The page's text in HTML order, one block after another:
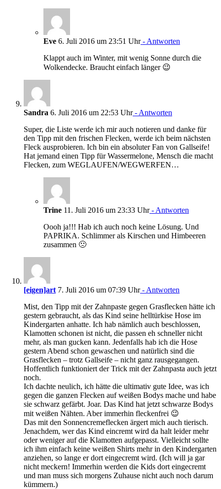
Eve 6. Juli 2016 um 23:51 Uhr- Antworten
Klappt auch im Winter, mit wenig Sonne durch die
Wolkendecke. Braucht einfach länger 😉
Sandra 6. Juli 2016 um 22:53 Uhr- Antworten
Super, die Liste werde ich mir auch notieren und danke für
den Tipp mit den frischen Flecken, werde ich beim nächsten
Fleck ausprobieren. Ich bin ein absoluter Fan von Gallseife!
Hat jemand einen Tipp für Wassermelone, Mensch die macht
Flecken, zum WEGLAUFEN/WEGWERFEN…
Trine 11. Juli 2016 um 23:33 Uhr- Antworten
Oooh ja!!! Hab ich auch noch keine Lösung. Und
PAPRIKA. Schlimmer als Kirschen und Himbeeren
zusammen 🙁
[eigen]art 7. Juli 2016 um 07:39 Uhr- Antworten
Mist, den Tipp mit der Zahnpaste gegen Grasflecken hätte ich
gestern gebraucht, als das Kind seine helltürkise Hose im
Kindergarten anhatte. Ich hab nämlich auch beschlossen,
Klamotten schonen ist nicht, die passen eh schneller nicht
mehr, als man gucken kann. Jedenfalls hab ich die Hose
gestern Abend schon gewaschen und natürlich sind die
Grasflecken – trotz Gallseife – nicht ganz rausgegangen.
Hoffentlich funktioniert der Trick mit der Zahnpasta auch jetzt
noch.
Ich dachte neulich, ich hätte die ultimativ gute Idee, was ich
gegen die ganzen Flecken auf weißen Bodys mache und habe
sie schwarz gefärbt. Joar. Das Kind hat jetzt schwarze Bodys
mit weißen Nähten. Aber immerhin fleckenfrei 😉
Das mit den Sonnencremeflecken ärgert mich auch tierisch.
Jenachdem, wer das Kind eincremt wird da halt leider mehr
oder weniger auf die Klamotten aufgepasst. Vielleicht sollte
ich ihm einfach keine weißen Shirts mehr in den Kindergarten
anziehen, so lange er dort eingecremt wird. (Ich will ja gar
nicht meckern! Immerhin werden die Kids dort eingecremt
und man muss sich morgens Zuhause nicht auch noch darum
kümmern.)